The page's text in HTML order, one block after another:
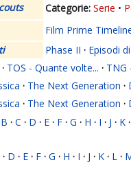
Serie
Film Prime
Phase II · Episodi di
· TOS - Quante volte... · TNG
· The Next Generation ·
· The Next Generation ·
B · C · D · E · F · G · H · I · J · K ·
· D · E · F · G · H · I · J · K · L ·